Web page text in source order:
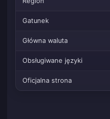
Gatunek
Główna waluta
Obsługiwane języki
Oficjalna strona